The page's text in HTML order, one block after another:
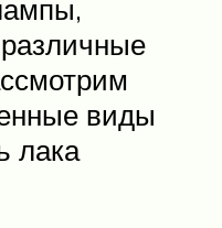
виды
лака